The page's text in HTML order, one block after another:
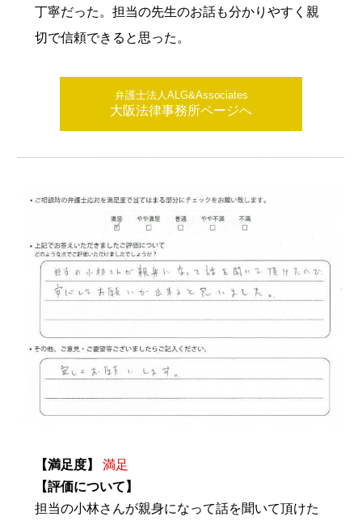
丁寧だった。担当の先生のお話も分かりやすく親
切で信頼できると思った。
弁護士法人ALG&Associates
大阪法律事務所ページへ
【満足度】
満足
【評価について】
担当の小林さんが親身になって話を聞いて頂けた